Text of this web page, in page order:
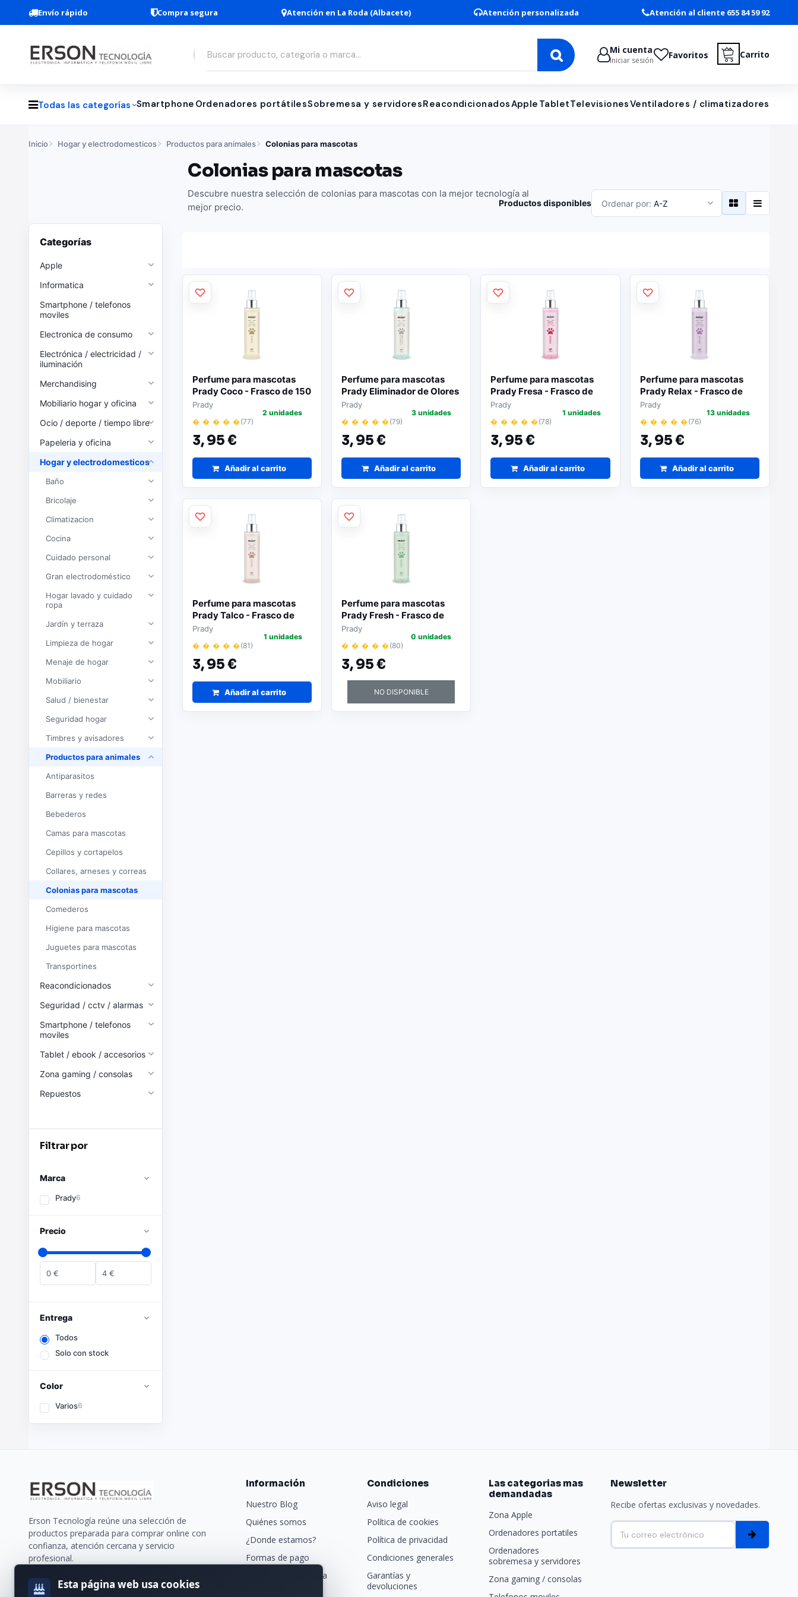
Envío rápido Compra segura Atención en La Roda (Albacete) Atención personalizada Atención al cliente 655 84 59 92
Mi cuenta
Iniciar sesión Favoritos Carrito
Todas las categorías Smartphone Ordenadores portátilesSobremesa y servidoresReacondicionadosApple TabletTelevisionesVentiladores / climatizadores
Inicio Hogar y electrodomesticos Productos para animales Colonias para mascotas
Colonias para mascotas
Descubre nuestra selección de colonias para mascotas con la mejor tecnología al
mejor precio.
Categorías
Apple
Informatica
Smartphone / telefonos
moviles
Electronica de consumo
Electrónica / electricidad /
iluminación
Merchandising
Mobiliario hogar y oficina
Ocio / deporte / tiempo libre
Papeleria y oficina
Hogar y electrodomesticos
Baño
Bricolaje
Climatizacion
Cocina
Cuidado personal
Gran electrodoméstico
Hogar lavado y cuidado
ropa
Jardín y terraza
Limpieza de hogar
Menaje de hogar
Mobiliario
Salud / bienestar
Seguridad hogar
Timbres y avisadores
Productos para animales
Antiparasitos
Barreras y redes
Bebederos
Camas para mascotas
Cepillos y cortapelos
Collares, arneses y correas
Colonias para mascotas
Comederos
Higiene para mascotas
Juguetes para mascotas
Transportines
Reacondicionados
Seguridad / cctv / alarmas
Smartphone / telefonos
moviles
Tablet / ebook / accesorios
Zona gaming / consolas
Repuestos
Filtrar por
Marca
Prady6
Precio
0 € 4 €
Entrega
Todos
Solo con stock
Color
Varios6
Productos disponibles Ordenar por: A-Z
Perfume para mascotas
Prady Coco - Frasco de 150
ml | Spray pulverizador
Prady
� � � � �(77)
3,95 €
2 unidades
Añadir al carrito
Perfume para mascotas
Prady Eliminador de Olores
- Frasco de 150 ml | Spray
Prady
� � � � �(79)
3,95 €
3 unidades
Añadir al carrito
Perfume para mascotas
Prady Fresa - Frasco de
150 ml | Spray pulverizador
Prady
� � � � �(78)
3,95 €
1 unidades
Añadir al carrito
Perfume para mascotas
Prady Relax - Frasco de
150 ml | Spray pulverizador
Prady
� � � � �(76)
3,95 €
13 unidades
Añadir al carrito
Perfume para mascotas
Prady Talco - Frasco de
150 ml | Spray pulverizador
Prady
� � � � �(81)
3,95 €
1 unidades
Añadir al carrito
Perfume para mascotas
Prady Fresh - Frasco de
150 ml | Spray pulverizador
Prady
� � � � �(80)
3,95 €
0 unidades
NO DISPONIBLE
Erson Tecnología reúne una selección de
productos preparada para comprar online con
confianza, atención cercana y servicio
profesional.
Información
Nuestro Blog
Quiénes somos
¿Donde estamos?
Formas de pago
Transporte y entrega
Condiciones
Aviso legal
Política de cookies
Política de privacidad
Condiciones generales
Garantías y
devoluciones
Las categorias mas
demandadas
Zona Apple
Ordenadores portatiles
Ordenadores
sobremesa y servidores
Zona gaming / consolas
Newsletter
Recibe ofertas exclusivas y novedades.
Esta página web usa cookies